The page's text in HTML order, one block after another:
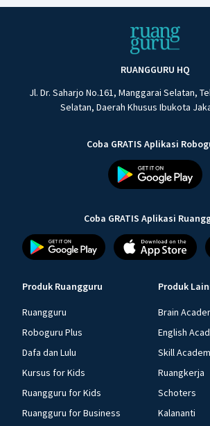
RUANGGURU HQ
Jl. Dr. Saharjo No.161, Manggarai Selatan,
Selatan, Daerah Khusus Ibukota
Coba GRATIS Aplikasi
Coba GRATIS Aplikasi
Produk Ruangguru
Ruangguru
Roboguru Plus
Dafa dan Lulu
Kursus for Kids
Ruangguru for Kids
Ruangguru for Business
Produk
Brain
English
Skill
Ruangkerja
Schoters
Kalananti